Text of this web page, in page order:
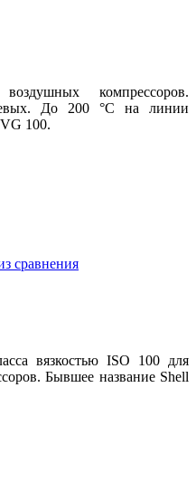
компрессоров.
До 200 °С на линии
100.
сравнения
вязкостью ISO 100 для
Бывшее название Shell